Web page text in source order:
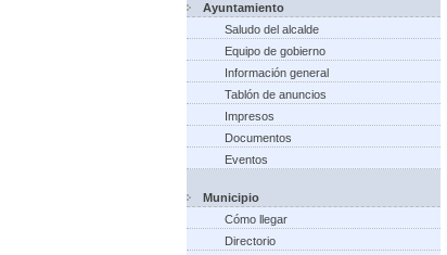
Ayuntamiento
Saludo del alcalde
Equipo de gobierno
Información general
Tablón de anuncios
Impresos
Documentos
Eventos
Municipio
Cómo llegar
Directorio